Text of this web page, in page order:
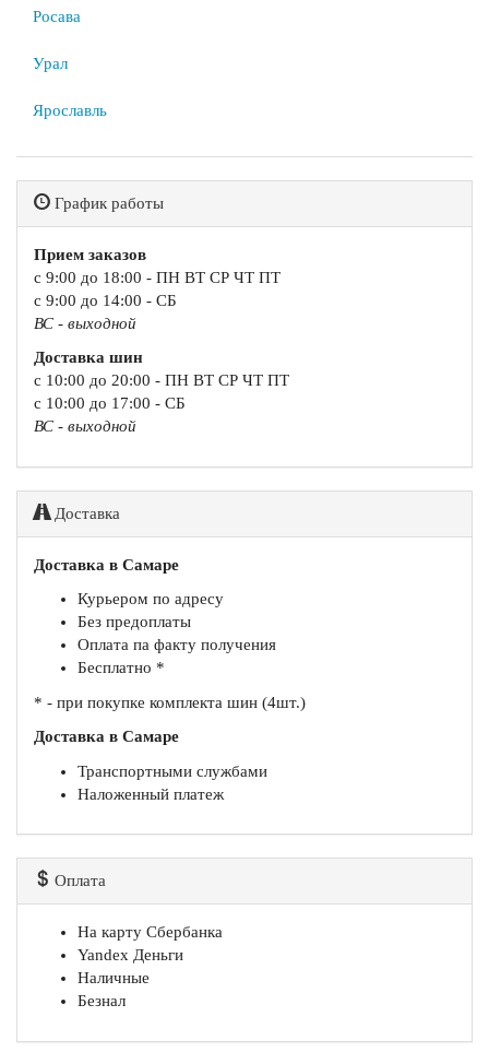
Росава
Урал
Ярославль
График работы
Прием заказов
с 9:00 до 18:00 - ПН ВТ СР ЧТ ПТ
с 9:00 до 14:00 - СБ
ВС - выходной
Доставка шин
с 10:00 до 20:00 - ПН ВТ СР ЧТ ПТ
с 10:00 до 17:00 - СБ
ВС - выходной
Доставка
Доставка в Самаре
Курьером по адресу
Без предоплаты
Оплата па факту получения
Бесплатно *
* - при покупке комплекта шин (4шт.)
Доставка в Самаре
Транспортными службами
Наложенный платеж
Оплата
На карту Сбербанка
Yandex Деньги
Наличные
Безнал